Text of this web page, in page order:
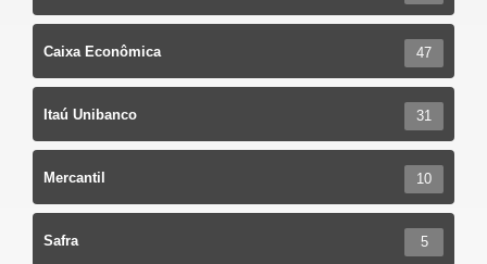
Caixa Econômica 47
Itaú Unibanco 31
Mercantil 10
Safra 5